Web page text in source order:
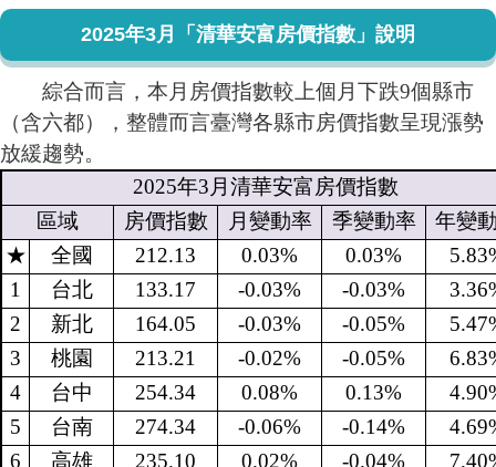
2025年3月「清華安富房價指數」說明
綜合而言，本月房價指數較上個月下跌9個縣市
（含六都），整體而言臺灣各縣市房價指數呈現漲勢
放緩趨勢。
2025年3 月清華安富房價指數
區域
房價指數 月變動率 季變動率
年變
★
全國 212.13 0.03% 0.03%
1
台北 133.17 -0.03% -0.03%
2
新北 164.05 -0.03% -0.05%
3
桃園 213.21 -0.02% -0.05%
4
台中 254.34 0.08% 0.13%
5
台南 274.34 -0.06% -0.14%
6
高雄 235.10 0.02% -0.04%